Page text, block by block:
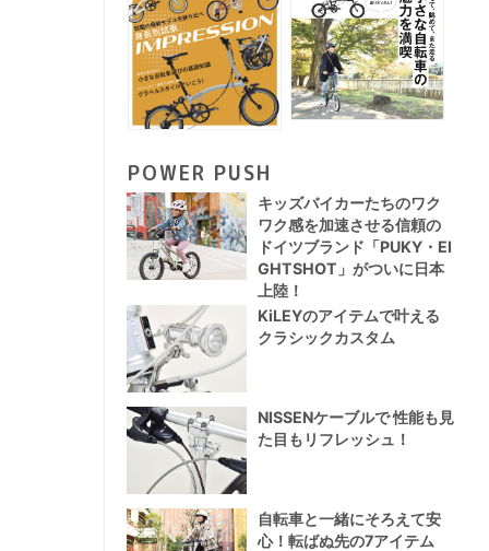
POWER PUSH
キッズバイカーたちのワク
ワク感を加速させる信頼の
ドイツブランド「PUKY・EI
GHTSHOT」がついに日本
上陸！
KiLEYのアイテムで叶える
クラシックカスタム
NISSENケーブルで 性能も見
た目もリフレッシュ！
自転車と一緒にそろえて安
心！転ばぬ先の7アイテム